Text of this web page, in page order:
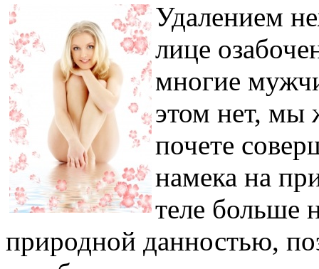
Удалением
лице
многие
этом нет, мы
почете
намека на
теле больше
природной данностью,